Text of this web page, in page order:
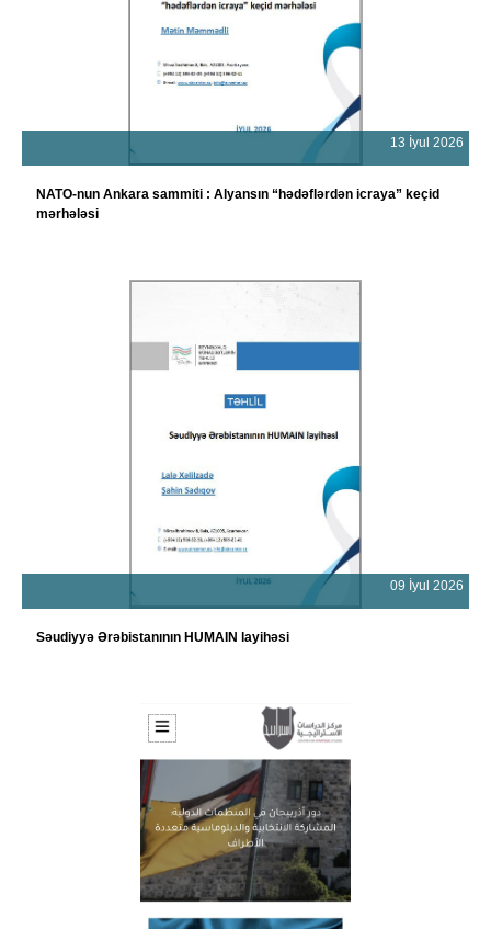
13 İyul 2026
NATO-nun Ankara sammiti : Alyansın “hədəflərdən icraya” keçid
mərhələsi
09 İyul 2026
Səudiyyə Ərəbistanının HUMAIN layihəsi